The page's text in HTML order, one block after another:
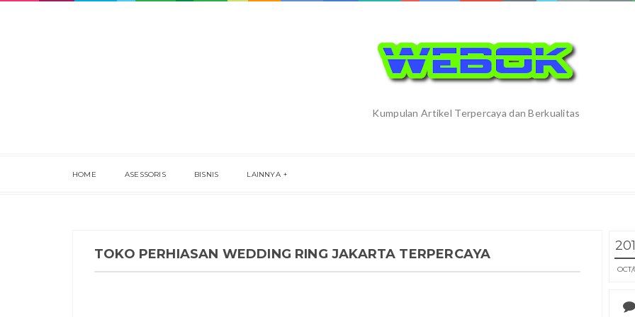
Kumpulan Artikel Terpercaya dan Berkualitas
HOME ASESSORIS BISNIS LAINNYA
OCT
TOKO PERHIASAN WEDDING RING JAKARTA TERPERCAYA